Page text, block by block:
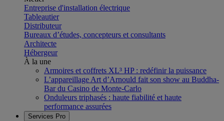
Entreprise d'installation électrique
Tableautier
Distributeur
Bureaux d’études, concepteurs et consultants
Architecte
Hébergeur
À la une
Armoires et coffrets XL³ HP : redéfinir la puissance
L’appareillage Art d’Arnould fait son show au Buddha-
Bar du Casino de Monte-Carlo
Onduleurs triphasés : haute fiabilité et haute
performance assurées
Services Pro